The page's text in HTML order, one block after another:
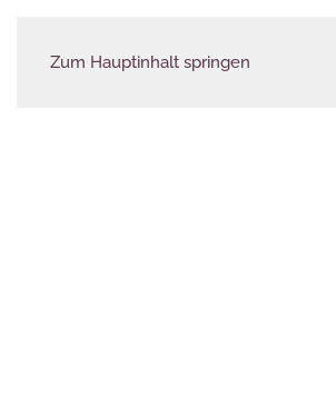
Zum Hauptinhalt springen